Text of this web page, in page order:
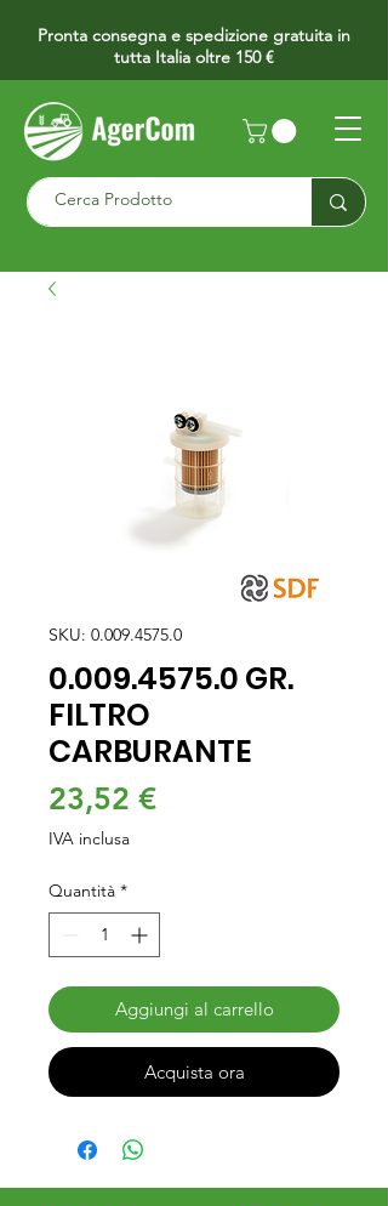
Pronta consegna e spedizione gratuita in
tutta Italia oltre 150 €
SKU: 0.009.4575.0
0.009.4575.0 GR.
FILTRO
CARBURANTE
23,52 €Prezzo
IVA inclusa
Quantità *
Aggiungi al carrello
Acquista ora